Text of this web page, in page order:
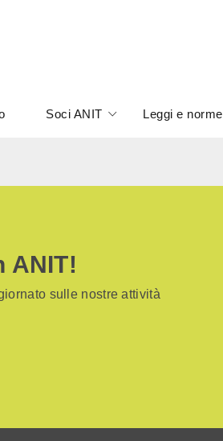
Soci ANIT Leggi e norme
ANIT!
sulle nostre attività